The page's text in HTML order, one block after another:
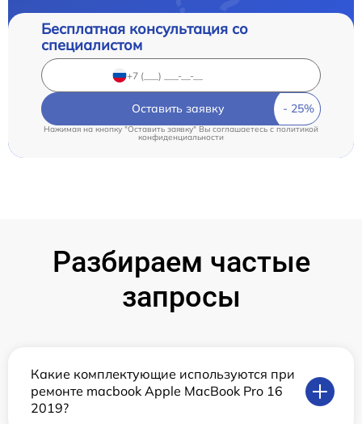
Бесплатная консультация со
специалистом
Оставить заявку
Нажимая на кнопку "Оставить заявку" Вы соглашаетесь c политикой
конфиденциальности
Разбираем частые
запросы
Какие комплектующие используются при
ремонте macbook Apple MacBook Pro 16
2019?